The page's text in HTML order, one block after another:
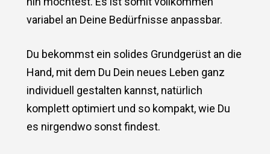
variabel an Deine Bedürfnisse anpassbar.
Du bekommst ein solides Grundgerüst an die
Hand, mit dem Du Dein neues Leben ganz
individuell gestalten kannst, natürlich
komplett optimiert und so kompakt, wie Du
es nirgendwo sonst findest.